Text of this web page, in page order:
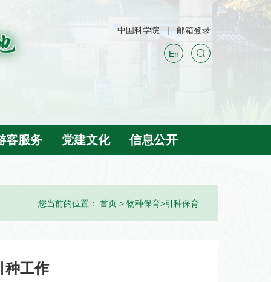
中国科学院 邮箱登录
En
客服务 党建文化 信息公开
您当前的位置： 首页 > 物种保育>引种保育
种工作